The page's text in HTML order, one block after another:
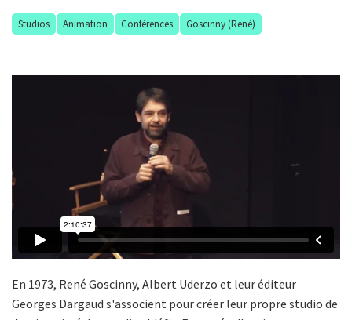
Studios Animation Conférences Goscinny (René)
En 1973, René Goscinny, Albert Uderzo et leur éditeur
Georges Dargaud s'associent pour créer leur propre studio de